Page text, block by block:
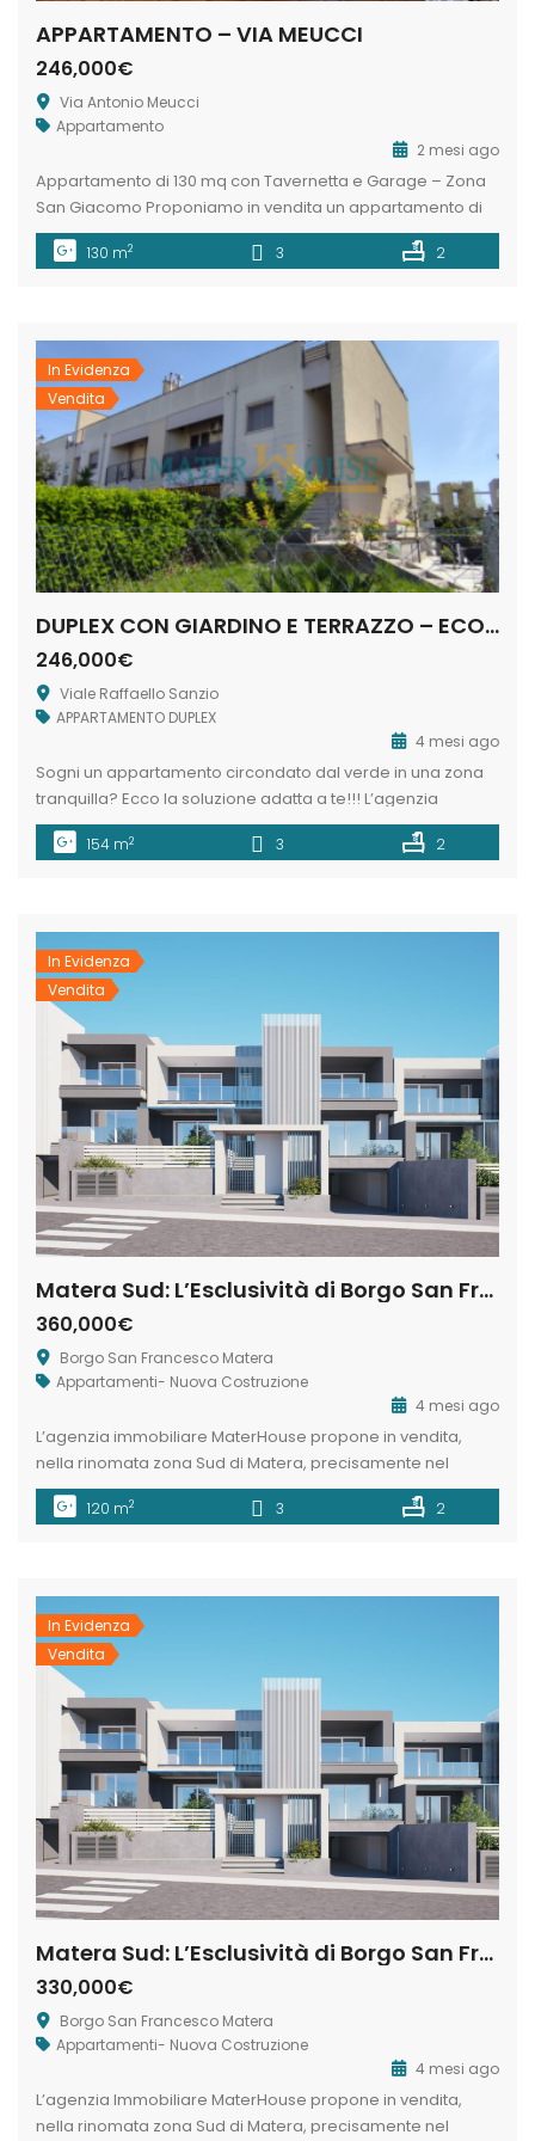
APPARTAMENTO – VIA MEUCCI
246,000€
Via Antonio Meucci
Appartamento
2 mesi ago
Appartamento di 130 mq con Tavernetta e Garage – Zona
San Giacomo Proponiamo in vendita un appartamento di
130 mq in contesto residenziale nel quartiere San Giacomo.
La proprietà è caratterizzata da una tripla esposizione che
cucina abitabile, con […]
130 m2 3 2
In Evidenza
Vendita
DUPLEX CON GIARDINO E TERRAZZO – ECOPOLIS
246,000€
Viale Raffaello Sanzio
APPARTAMENTO DUPLEX
4 mesi ago
Sogni un appartamento circondato dal verde in una zona
tranquilla? Ecco la soluzione adatta a te!!! L’agenzia
immobiliare Materhouse propone in vendita all’interno del
Residence Ecopolis un ampio Appartamento Duplex di mq
uno stile di vita […]
154 m2 3 2
In Evidenza
Vendita
Matera Sud: L’Esclusività di Borgo San Francesco.
360,000€
Borgo San Francesco Matera
Appartamenti- Nuova Costruzione
4 mesi ago
L’agenzia immobiliare MaterHouse propone in vendita,
nella rinomata zona Sud di Matera, precisamente nel
suggestivo contesto di Borgo San Francesco, un’esclusiva
unità abitativa che fonde design d’avanguardia e natura. La
l’intero complesso, offrendo una rarissima sensazione di
libertà e […]
120 m2 3 2
In Evidenza
Vendita
Matera Sud: L’Esclusività di Borgo San Francesco
330,000€
Borgo San Francesco Matera
Appartamenti- Nuova Costruzione
4 mesi ago
L’agenzia Immobiliare MaterHouse propone in vendita,
nella rinomata zona Sud di Matera, precisamente nel